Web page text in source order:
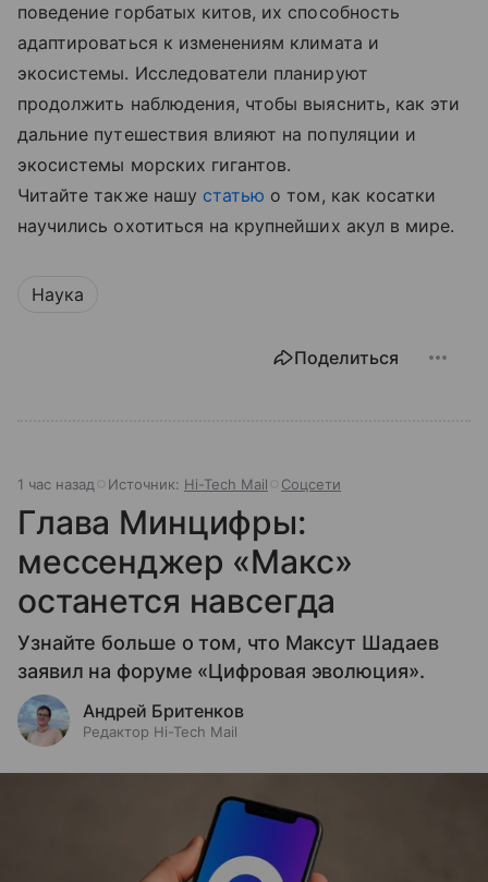
поведение горбатых китов, их способность
адаптироваться к изменениям климата и
экосистемы. Исследователи планируют
продолжить наблюдения, чтобы выяснить, как эти
дальние путешествия влияют на популяции и
экосистемы морских гигантов.
Читайте также нашу статью о том, как косатки
научились охотиться на крупнейших акул в мире.
Наука
Поделиться
1 час назад Источник: Hi-Tech Mail Соцсети
Глава Минцифры:
мессенджер «Макс»
останется навсегда
Узнайте больше о том, что Максут Шадаев
заявил на форуме «Цифровая эволюция».
Андрей Бритенков
Редактор Hi-Tech Mail